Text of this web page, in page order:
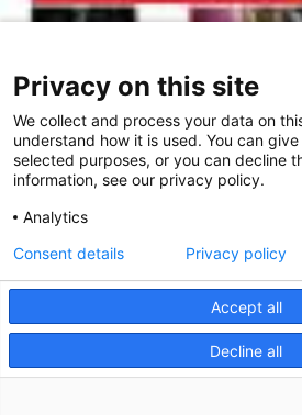
Privacy on this site
We collect and process your data on
understand how it is used. You can
selected purposes, or you can decline
information, see our privacy policy.
Analytics
Accept all
Decline all
Consent details Privacy policy